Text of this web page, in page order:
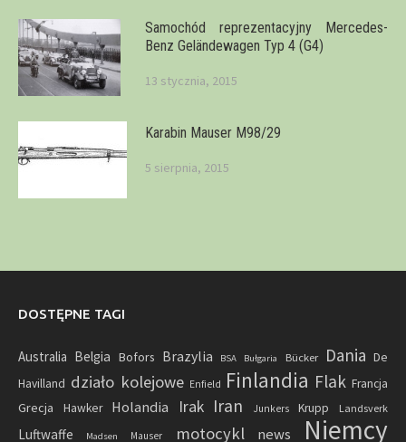
Samochód reprezentacyjny Mercedes-
Benz Geländewagen Typ 4 (G4)
13 stycznia, 2015
Karabin Mauser M98/29
5 sierpnia, 2015
DOSTĘPNE TAGI
Australia Belgia Bofors Brazylia BSA Bułgaria Bücker Dania De
Havilland działo kolejowe Enfield Finlandia Flak Francja
Grecja Hawker Holandia Irak Iran Junkers Krupp Landsverk
Luftwaffe Madsen Mauser motocykl news Niemcy